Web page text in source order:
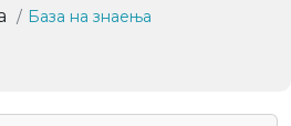
База на знаења